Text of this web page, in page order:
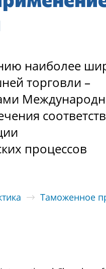
наиболее
торговли –
процессов
Таможенное